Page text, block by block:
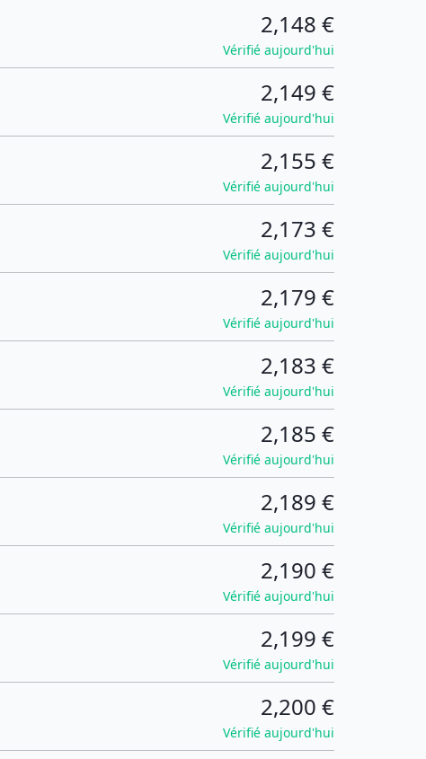
2,148 €
Vérifié aujourd'hui
2,149 €
Vérifié aujourd'hui
2,155 €
Vérifié aujourd'hui
2,173 €
Vérifié aujourd'hui
2,179 €
Vérifié aujourd'hui
2,183 €
Vérifié aujourd'hui
2,185 €
Vérifié aujourd'hui
2,189 €
Vérifié aujourd'hui
2,190 €
Vérifié aujourd'hui
2,199 €
Vérifié aujourd'hui
2,200 €
Vérifié aujourd'hui